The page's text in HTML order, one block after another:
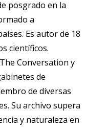
posgrado en la
a
Es autor de 18
científicos.
Conversation y
de
de diversas
Su archivo supera
y naturaleza en